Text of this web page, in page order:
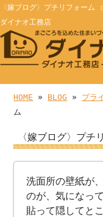
〈嫁ブログ〉プチリフォー
ダイナオ工務店
HOME » BLOG » プラ
ム
〈嫁ブログ〉プチ
洗面所の壁紙が
のが、気になっ
貼って隠してと